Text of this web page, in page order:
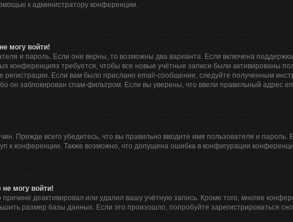
к администратору конференции.
могу войти!
и пароль. Если они верны, то возможны два варианта. Если включена
конференциях требуется, чтобы все новые учётные записи были активированы
регистрации. Если вам было прислано email-сообщение, следуйте полученным
он заблокирован спам-фильтром. Если вы уверены, что ввели правильный адрес
Прежде всего убедитесь, что вы правильно вводите имя пользователя и
к конференции. Также возможно, что допущена ошибка в конфигурации
могу войти!
деактивировал или удалил вашу учётную запись. Кроме того, многие
размер базы данных. Если это произошло, попробуйте зарегистрироваться